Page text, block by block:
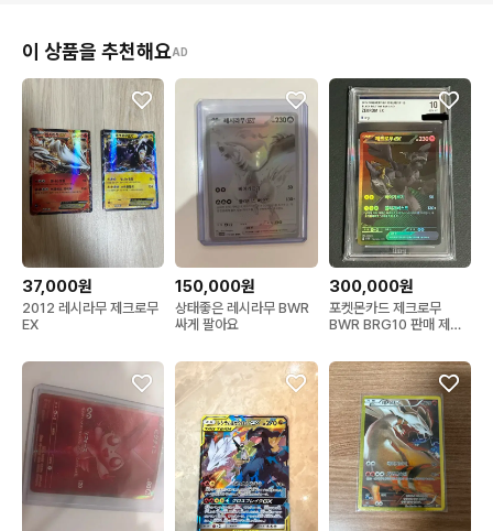
이 상품을 추천해요AD
37,000원
2012 레시라무 제크로무
EX
150,000원
상태좋은 레시라무 BWR
싸게 팔아요
300,000원
포켓몬카드 제크로무
BWR BRG10 판매 제크